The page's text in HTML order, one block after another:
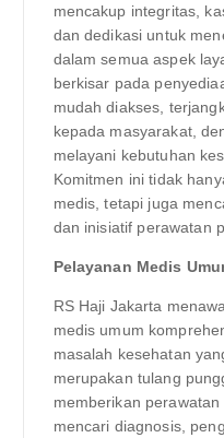
mencakup integritas,
dan dedikasi untuk
dalam semua aspek
berkisar pada
mudah diakses,
kepada masyarakat,
melayani kebutuhan
Komitmen ini tidak
medis, tetapi juga
dan inisiatif perawatan
Pelayanan Medis
RS Haji Jakarta
medis umum
masalah kesehatan
merupakan tulang
memberikan
mencari diagnosis,